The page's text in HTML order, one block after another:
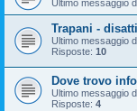
Ultimo messaggio
Trapani -
Ultimo messaggio
Risposte: 10
Dove trovo
Ultimo messaggio
Risposte: 4